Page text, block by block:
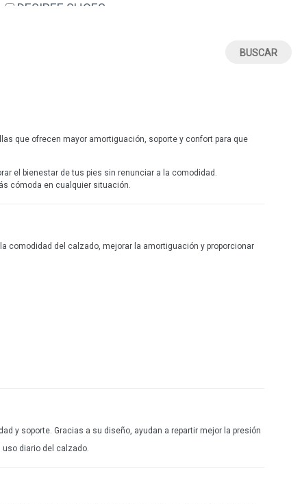
DESIREE SHOES
BIORELAX
DESCANFLEX
BARBU2
que ofrecen mayor amortiguación, soporte y confort para que
el bienestar de tus pies sin renunciar a la comodidad.
cómoda en cualquier situación.
comodidad del calzado, mejorar la amortiguación y proporcionar
y soporte. Gracias a su diseño, ayudan a repartir mejor la presión
diario del calzado.